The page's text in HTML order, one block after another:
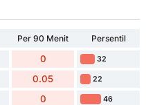
Per 90 Menit
Persentil
0 32
0.05 22
0 46